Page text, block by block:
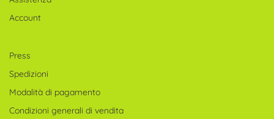
Account
Press
Spedizioni
Modalità di pagamento
Condizioni generali di vendita